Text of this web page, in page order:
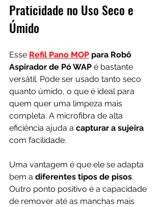
Praticidade no Uso Seco e
Úmido
Esse Refil Pano MOP para Robô
Aspirador de Pó WAP é bastante
versátil. Pode ser usado tanto seco
quanto úmido, o que é ideal para
quem quer uma limpeza mais
completa. A microfibra de alta
eficiência ajuda a capturar a sujeira
com facilidade.
Uma vantagem é que ele se adapta
bem a diferentes tipos de pisos.
Outro ponto positivo é a capacidade
de remover até as manchas mais